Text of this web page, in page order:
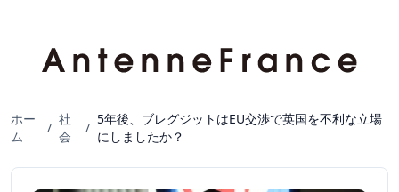
ホー
ム
/
社
会
/
5年後、ブレグジットはEU交渉で英国を不利な立場
にしましたか？